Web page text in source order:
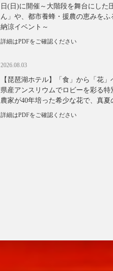
日(日)に開催～大階段を舞台にした
ん」や、都市養蜂・援農の恵みを
納涼イベント～
詳細はPDFをご確認ください
2026.08.03
【琵琶湖ホテル】「食」から「花
県産アンスリウムでロビーを彩る特
農家が40年培った希少な花で、真夏
詳細はPDFをご確認ください